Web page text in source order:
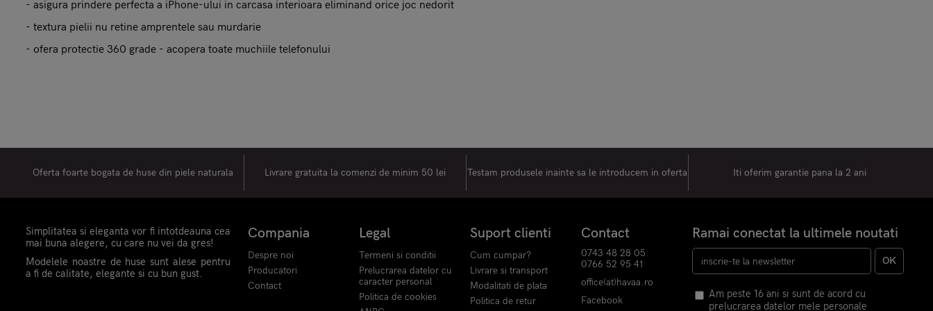
- asigura prindere perfecta a iPhone-ului in carcasa interioara eliminand orice joc nedorit
- textura pielii nu retine amprentele sau murdarie
- ofera protectie 360 grade - acopera toate muchiile telefonului
Oferta foarte bogata de huse din piele naturala Livrare gratuita la comenzi de minim 50 lei Testam produsele inainte sa le introducem in oferta Iti oferim garantie pana la 2 ani
Simplitatea si eleganta vor fi intotdeauna cea
mai buna alegere, cu care nu vei da gres!
Modelele noastre de huse sunt alese pentru
a fi de calitate, elegante si cu bun gust.
Compania
Despre noi
Producatori
Contact
Legal
Termeni si conditii
Prelucrarea datelor cu
caracter personal
Politica de cookies
Suport clienti
Cum cumpar?
Livrare si transport
Modalitati de plata
Politica de retur
Contact
0743 48 28 05
0766 52 95 41
office(at)havaa.ro
Facebook
Ramai conectat la ultimele noutati
OK
Am peste 16 ani si sunt de acord cu
prelucrarea datelor mele personale